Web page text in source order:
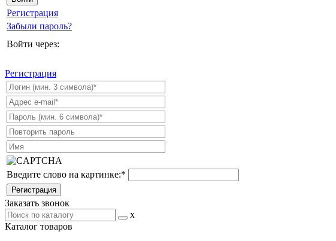
Регистрация
Забыли пароль?
Войти через:
Регистрация
Введите слово на картинке:*
Заказать звонок
x
Каталог товаров